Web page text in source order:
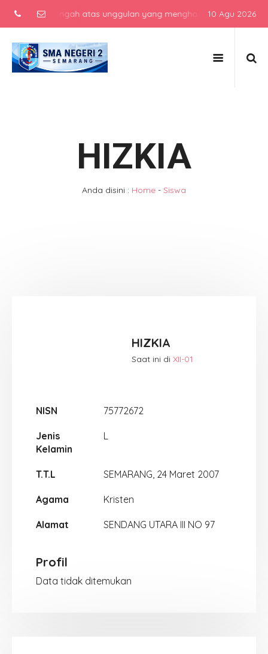
menengah atas unggulan yang menghasilkan lulusan
10 Agu 2026
HIZKIA
Anda disini : Home - Siswa
HIZKIA
Saat ini di XII-01
NISN 75772672
Jenis
Kelamin
L
T.T.L SEMARANG, 24 Maret 2007
Agama Kristen
Alamat SENDANG UTARA III NO 97
Profil
Data tidak ditemukan